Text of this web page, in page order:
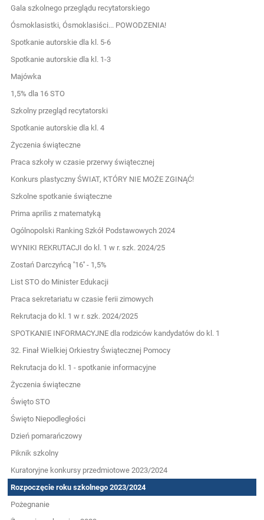
Gala szkolnego przeglądu recytatorskiego
Ósmoklasistki, Ósmoklasiści... POWODZENIA!
Spotkanie autorskie dla kl. 5-6
Spotkanie autorskie dla kl. 1-3
Majówka
1,5% dla 16 STO
Szkolny przegląd recytatorski
Spotkanie autorskie dla kl. 4
Życzenia świąteczne
Praca szkoły w czasie przerwy świątecznej
Konkurs plastyczny ŚWIAT, KTÓRY NIE MOŻE ZGINĄĆ!
Szkolne spotkanie świąteczne
Prima aprilis z matematyką
Ogólnopolski Ranking Szkół Podstawowych 2024
WYNIKI REKRUTACJI do kl. 1 w r. szk. 2024/25
Zostań Darczyńcą ''16'' - 1,5%
List STO do Minister Edukacji
Praca sekretariatu w czasie ferii zimowych
Rekrutacja do kl. 1 w r. szk. 2024/2025
SPOTKANIE INFORMACYJNE dla rodziców kandydatów do kl. 1
32. Finał Wielkiej Orkiestry Świątecznej Pomocy
Rekrutacja do kl. 1 - spotkanie informacyjne
Życzenia świąteczne
Święto STO
Święto Niepodległości
Dzień pomarańczowy
Piknik szkolny
Kuratoryjne konkursy przedmiotowe 2023/2024
Rozpoczęcie roku szkolnego 2023/2024
Pożegnanie